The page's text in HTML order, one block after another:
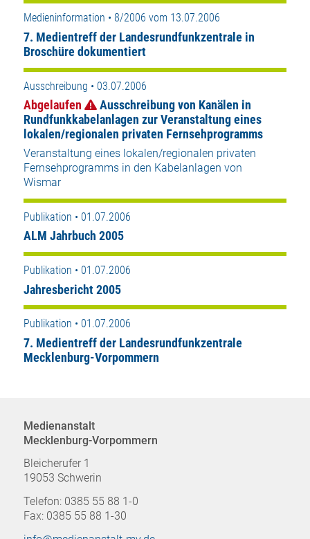
Medieninformation • 8/2006 vom 13.07.2006
7. Medientreff der Landesrundfunkzentrale in
Broschüre dokumentiert
Ausschreibung • 03.07.2006
Abgelaufen
Ausschreibung von Kanälen in
Rundfunkkabelanlagen zur Veranstaltung eines
lokalen/regionalen privaten Fernsehprogramms
Veranstaltung eines lokalen/regionalen privaten
Fernsehprogramms in den Kabelanlagen von
Wismar
Publikation • 01.07.2006
ALM Jahrbuch 2005
Publikation • 01.07.2006
Jahresbericht 2005
Publikation • 01.07.2006
7. Medientreff der Landesrundfunkzentrale
Mecklenburg-Vorpommern
Medienanstalt
Mecklenburg-Vorpommern
Bleicherufer 1
19053 Schwerin
Telefon: 0385 55 88 1-0
Fax: 0385 55 88 1-30